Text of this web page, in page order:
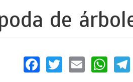
de
Facebook
Twitter
Email